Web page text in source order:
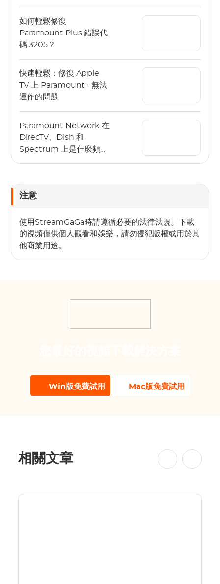
如何輕鬆修復
Paramount Plus 錯誤代
碼 3205？
快速輕鬆：修復 Apple
TV 上 Paramount+ 無法
運作的問題
Paramount Network 在
DirecTV、Dish 和
Spectrum 上是什麼頻
注意
使用StreamGaGa時請遵循必要的法律法規。下載
的視頻僅供個人觀看和娛樂，請勿侵犯版權或用於其
他商業用途。
Win版免費試用 Mac版免費試用
相關文章